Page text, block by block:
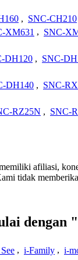
, SNC-CH210
XM631 , SNC-
DH120 , SNC-
DH140 , SNC-
RZ25N , SNC-
afiliasi,
tidak
dengan
, i-Family , i-